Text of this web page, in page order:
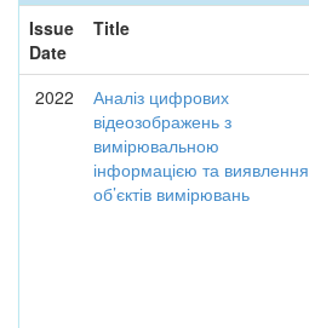
Issue
Date
Title
2022
Аналіз цифрових
відеозображень з
вимірювальною
інформацією та виявлення
об’єктів вимірювань